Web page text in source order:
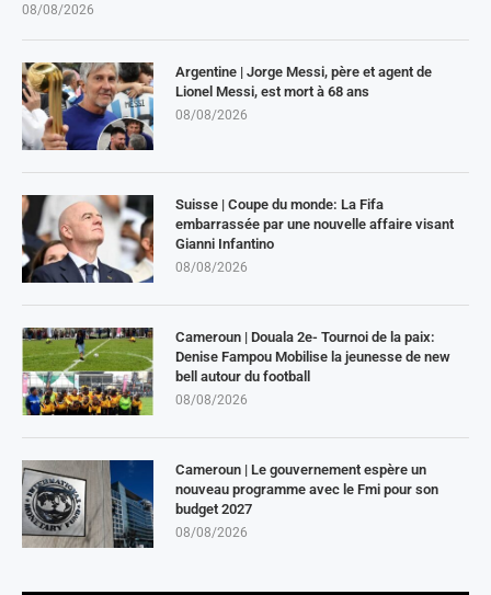
08/08/2026
Argentine | Jorge Messi, père et agent de
Lionel Messi, est mort à 68 ans
08/08/2026
Suisse | Coupe du monde: La Fifa
embarrassée par une nouvelle affaire visant
Gianni Infantino
08/08/2026
Cameroun | Douala 2e- Tournoi de la paix:
Denise Fampou Mobilise la jeunesse de new
bell autour du football
08/08/2026
Cameroun | Le gouvernement espère un
nouveau programme avec le Fmi pour son
budget 2027
08/08/2026